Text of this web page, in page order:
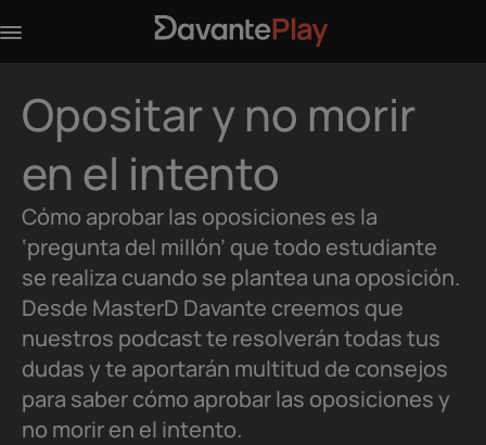
Opositar y no morir
en el intento
Cómo aprobar las oposiciones es la
‘pregunta del millón’ que todo estudiante
se realiza cuando se plantea una oposición.
Desde MasterD Davante creemos que
nuestros podcast te resolverán todas tus
dudas y te aportarán multitud de consejos
para saber cómo aprobar las oposiciones y
no morir en el intento.